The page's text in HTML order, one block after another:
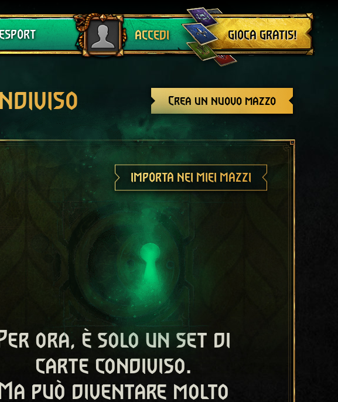
ACCEDI
Esci
GIOCA GRATIS!
Crea un nuovo mazzo
IMPORTA NEI MIEI MAZZI
Per ora, è solo un set di
carte condiviso.
Ma può diventare molto